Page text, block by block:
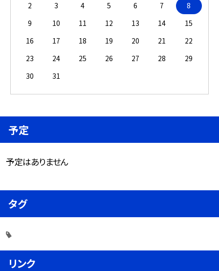
2
3 4 5 6 7
8
9
10 11 12 13 14
15
16
17 18 19 20 21
22
23
24 25 26 27 28
29
30
31
予定
予定はありません
タグ
リンク